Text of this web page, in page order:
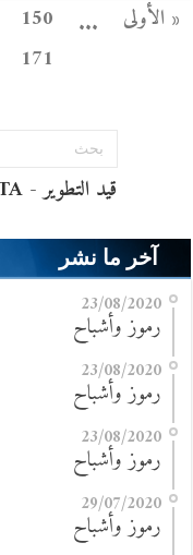
« الأولى ...
150
171
آخر ما نشر
23/08/2020
رموز وأشباح
23/08/2020
رموز وأشباح
23/08/2020
رموز وأشباح
29/07/2020
رموز وأشباح